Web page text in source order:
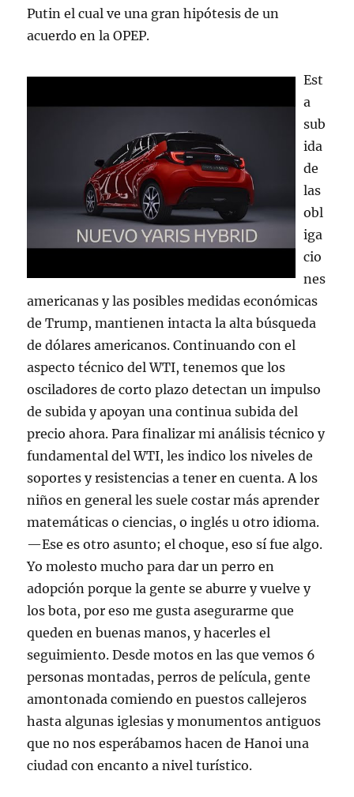
Putin el cual ve una gran hipótesis de un
acuerdo en la OPEP.
Est
a
sub
ida
de
las
obl
iga
cio
nes
americanas y las posibles medidas económicas
de Trump, mantienen intacta la alta búsqueda
de dólares americanos. Continuando con el
aspecto técnico del WTI, tenemos que los
osciladores de corto plazo detectan un impulso
de subida y apoyan una continua subida del
precio ahora. Para finalizar mi análisis técnico y
fundamental del WTI, les indico los niveles de
soportes y resistencias a tener en cuenta. A los
niños en general les suele costar más aprender
matemáticas o ciencias, o inglés u otro idioma.
—Ese es otro asunto; el choque, eso sí fue algo.
Yo molesto mucho para dar un perro en
adopción porque la gente se aburre y vuelve y
los bota, por eso me gusta asegurarme que
queden en buenas manos, y hacerles el
seguimiento. Desde motos en las que vemos 6
personas montadas, perros de película, gente
amontonada comiendo en puestos callejeros
hasta algunas iglesias y monumentos antiguos
que no nos esperábamos hacen de Hanoi una
ciudad con encanto a nivel turístico.